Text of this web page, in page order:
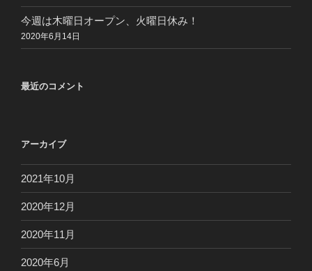
今週は木曜日オープン、火曜日休み！
2020年6月14日
最近のコメント
アーカイブ
2021年10月
2020年12月
2020年11月
2020年6月